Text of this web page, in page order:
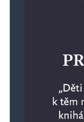
Uložit do prohlížeče
Informujte mě o nových
Informujte mě o nových